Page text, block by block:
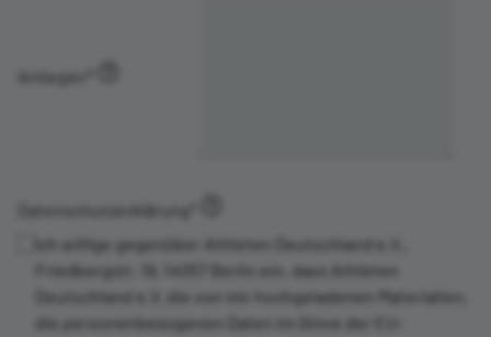
Anliegen
Datenschutzerklärung
Ich willige gegenüber Athleten Deutschland e.V.,
Friedbergstr. 19, 14057 Berlin ein, dass Athleten
Deutschland e.V. die von mir hochgeladenen Materialien,
die personenbezogenen Daten im Sinne der EU-